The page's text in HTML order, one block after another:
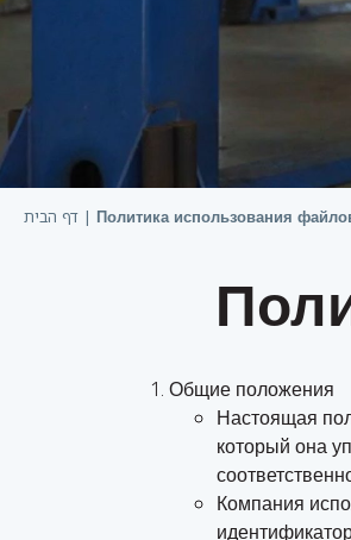
דף הבית | Политика использования
Общие положения
Настоящая
который она
Компания